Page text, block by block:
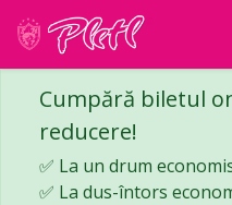
Cumpără biletul
reducere!
✅ La un drum
✅ La dus-întors